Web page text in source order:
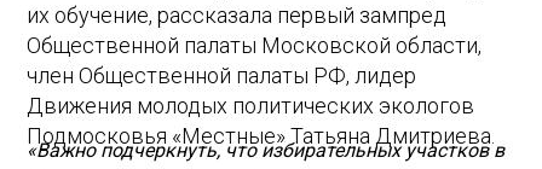
их обучение, рассказала первый зампред
Общественной палаты Московской области,
член Общественной палаты РФ, лидер
Движения молодых политических экологов
Подмосковья «Местные» Татьяна Дмитриева.
«Важно подчеркнуть, что избирательных участков в